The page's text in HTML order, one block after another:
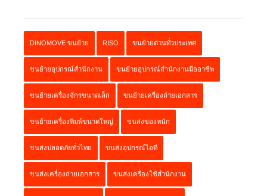
DINOMOVE ขนย้าย RISO ขนย้ายด่วนทั่วประเทศ
ขนย้ายอุปกรณ์สำนักงาน ขนย้ายอุปกรณ์สำนักงานมืออาชีพ
ขนย้ายเครื่องจักรขนาดเล็ก ขนย้ายเครื่องถ่ายเอกสาร
ขนย้ายเครื่องพิมพ์ขนาดใหญ่ ขนส่งของหนัก
ขนส่งปลอดภัยทั่วไทย ขนส่งอุปกรณ์ไอที
ขนส่งเครื่องถ่ายเอกสาร ขนส่งเครื่องใช้สำนักงาน